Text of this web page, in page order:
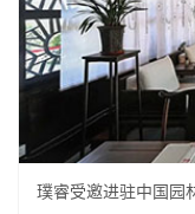
璞睿受邀进驻中国园